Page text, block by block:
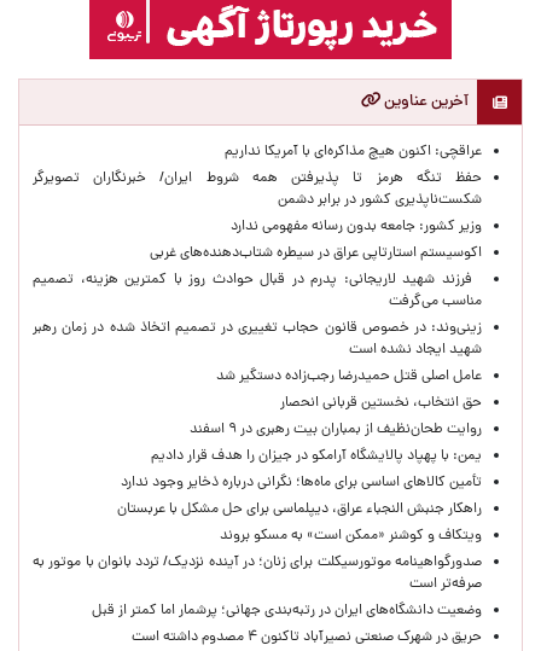
آخرین عناوین
عراقچی: اکنون هیچ مذاکره‌ای با آمریکا نداریم
حفظ تنگه هرمز تا پذیرفتن همه شروط ایران/ خبرنگاران تصویرگر
شکست‌ناپذیری کشور در برابر دشمن
وزیر کشور: جامعه بدون رسانه مفهومی ندارد
اکوسیستم استارتاپی عراق در سیطره شتاب‌دهنده‌‌های غربی
فرزند شهید لاریجانی: پدرم در قبال حوادث روز با کمترین هزینه، تصمیم
مناسب می‌گرفت
زینی‌وند: در خصوص قانون حجاب تغییری در تصمیم اتخاذ شده در زمان رهبر
شهید ایجاد نشده است
عامل اصلی قتل حمیدرضا رجب‌زاده دستگیر شد
حق انتخاب، نخستین قربانی انحصار
روایت طحان‌نظیف از بمباران بیت رهبری در ۹ اسفند
یمن: با پهپاد پالایشگاه آرامکو در جیزان را هدف قرار دادیم
تأمین کالاهای اساسی برای ماه‌ها؛ نگرانی درباره ذخایر وجود ندارد
راهکار جنبش النجباء عراق، دیپلماسی برای حل مشکل با عربستان
ویتکاف و کوشنر «ممکن است» به مسکو بروند
صدورگواهینامه موتورسیکلت برای زنان؛ در آینده نزدیک/ تردد بانوان با موتور به‌
صرفه‌تر است
وضعیت دانشگاه‌های ایران در رتبه‌بندی جهانی؛ پرشمار اما کمتر از قبل
حریق در شهرک صنعتی نصیرآباد تاکنون ۴ مصدوم داشته است